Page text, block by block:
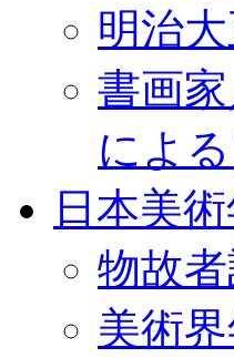
明治
書画
による
日本美
物故
美術